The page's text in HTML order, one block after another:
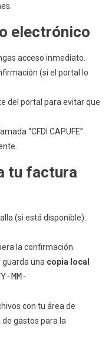
electrónico
acceso inmediato.
(si el portal lo
del portal para evitar que
“CFDI CAPUFE”
tu factura
(si está disponible):
la confirmación.
una copia local
MM-
con tu área de
gastos para la